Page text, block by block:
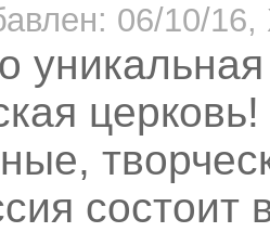
06/10/16,
уникальная
состоит